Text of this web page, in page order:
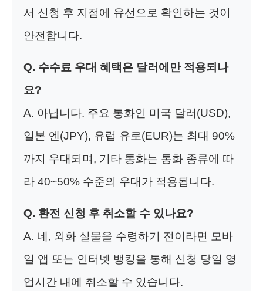
서 신청 후 지점에 유선으로 확인하는 것이
안전합니다.
Q. 수수료 우대 혜택은 달러에만 적용되나
요?
A. 아닙니다. 주요 통화인 미국 달러(USD),
일본 엔(JPY), 유럽 유로(EUR)는 최대 90%
까지 우대되며, 기타 통화는 통화 종류에 따
라 40~50% 수준의 우대가 적용됩니다.
Q. 환전 신청 후 취소할 수 있나요?
A. 네, 외화 실물을 수령하기 전이라면 모바
일 앱 또는 인터넷 뱅킹을 통해 신청 당일 영
업시간 내에 취소할 수 있습니다.